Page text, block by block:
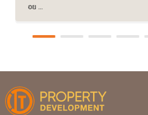
อย ...